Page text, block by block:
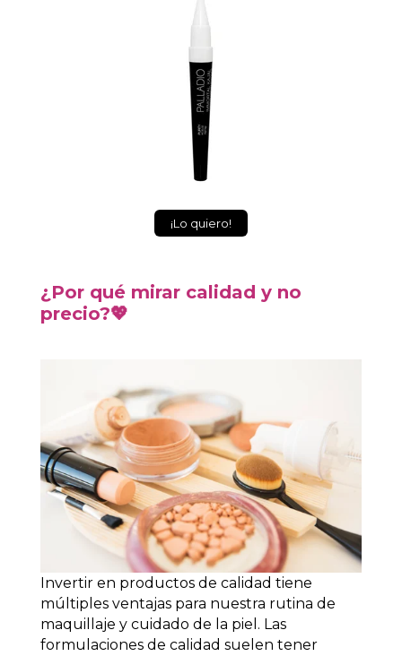
¡Lo quiero!
¿Por qué mirar calidad y no
precio?💖
Invertir en productos de calidad tiene
múltiples ventajas para nuestra rutina de
maquillaje y cuidado de la piel. Las
formulaciones de calidad suelen tener